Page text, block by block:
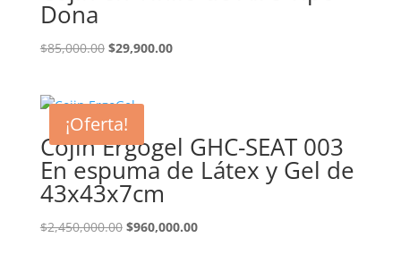
Dona
$85,000.00 El
era:
$85,000.00.
$29,900.00El
¡Oferta!
Cojín Ergogel GHC-SEAT 003
En espuma de Látex y Gel de
43x43x7cm
$2,450,000.00 El
$960,000.00El